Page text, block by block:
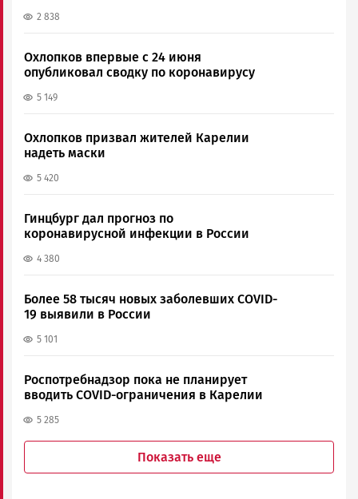
2 838
Охлопков впервые с 24 июня
опубликовал сводку по коронавирусу
5 149
Охлопков призвал жителей Карелии
надеть маски
5 420
Гинцбург дал прогноз по
коронавирусной инфекции в России
4 380
Более 58 тысяч новых заболевших COVID-
19 выявили в России
5 101
Роспотребнадзор пока не планирует
вводить COVID-ограничения в Карелии
5 285
Показать еще